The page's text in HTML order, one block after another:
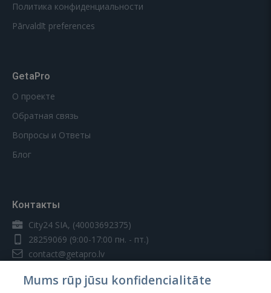
Политика конфиденциальности
Pārvaldīt preferences
GetaPro
О проекте
Обратная связь
Вопросы и Ответы
Блог
Контакты
City24 SIA, (40003692375)
28259069 (9:00-17:00 пн. - пт.)
contact@getapro.lv
Mums rūp jūsu konfidencialitāte